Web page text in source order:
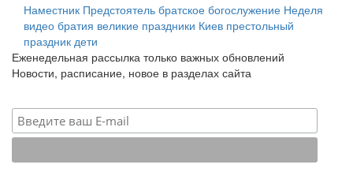
Наместник Предстоятель братское богослужение Неделя
видео братия великие праздники Киев престольный
праздник дети
Еженедельная рассылка только важных обновлений
Новости, расписание, новое в разделах сайта